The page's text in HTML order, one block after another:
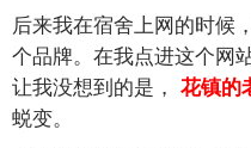
后来我在宿舍上网的时候
个品牌。在我点进这个网
让我没想到的是， 花镇的
蜕变。